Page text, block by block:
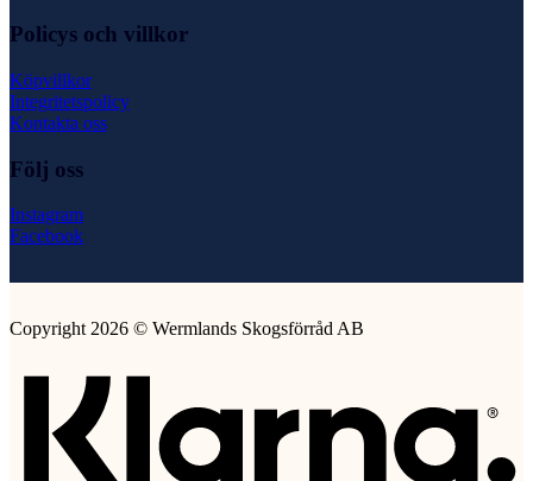
Policys och villkor
Köpvillkor
Integritetspolicy
Kontakta oss
Följ oss
Instagram
Facebook
Copyright 2026 © Wermlands Skogsförråd AB